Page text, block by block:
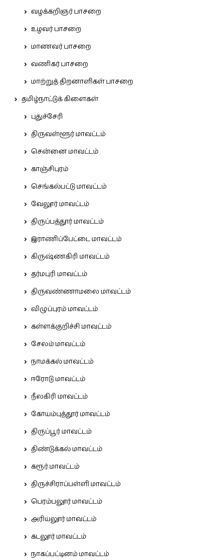
வழக்கறிஞர் பாசறை
உழவர் பாசறை
மாணவர் பாசறை
வணிகர் பாசறை
மாற்றுத் திறனாளிகள் பாசறை
தமிழ்நாட்டுக் கிளைகள்
புதுச்சேரி
திருவள்ளூர் மாவட்டம்
சென்னை மாவட்டம்
காஞ்சிபுரம்
செங்கல்பட்டு மாவட்டம்
வேலூர் மாவட்டம்
திருப்பத்தூர் மாவட்டம்
இராணிப்பேட்டை மாவட்டம்
கிருஷ்ணகிரி மாவட்டம்
தர்மபுரி மாவட்டம்
திருவண்ணாமலை மாவட்டம்
விழுப்புரம் மாவட்டம்
கள்ளக்குறிச்சி மாவட்டம்
சேலம் மாவட்டம்
நாமக்கல் மாவட்டம்
ஈரோடு மாவட்டம்
நீலகிரி மாவட்டம்
கோயம்புத்தூர் மாவட்டம்
திருப்பூர் மாவட்டம்
திண்டுக்கல் மாவட்டம்
கரூர் மாவட்டம்
திருச்சிராப்பள்ளி மாவட்டம்
பெரம்பலூர் மாவட்டம்
அரியலூர் மாவட்டம்
கடலூர் மாவட்டம்
நாகப்பட்டினம் மாவட்டம்